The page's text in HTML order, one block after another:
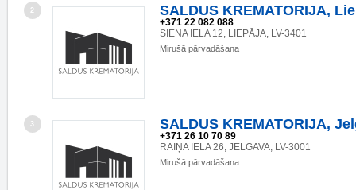
2 SALDUS KREMATORIJA,
+371 22 082 088
SIENA IELA 12, LIEPĀJA, LV-3401
Mirušā pārvadāšana
3 SALDUS KREMATORIJA,
+371 26 10 70 89
RAIŅA IELA 26, JELGAVA, LV-3001
Mirušā pārvadāšana